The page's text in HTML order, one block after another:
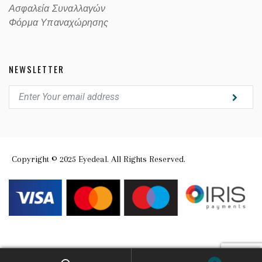
Ασφαλεία Συναλλαγών
Φόρμα Υπαναχώρησης
NEWSLETTER
Copyright © 2025 Eyedeal. All Rights Reserved.